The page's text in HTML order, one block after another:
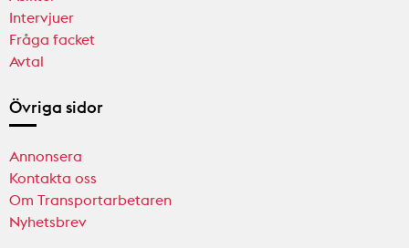
Intervjuer
Fråga facket
Avtal
Övriga sidor
Annonsera
Kontakta oss
Om Transportarbetaren
Nyhetsbrev